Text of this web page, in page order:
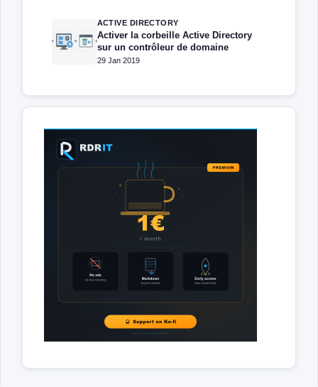
ACTIVE DIRECTORY
Activer la corbeille Active Directory
sur un contrôleur de domaine
29 Jan 2019